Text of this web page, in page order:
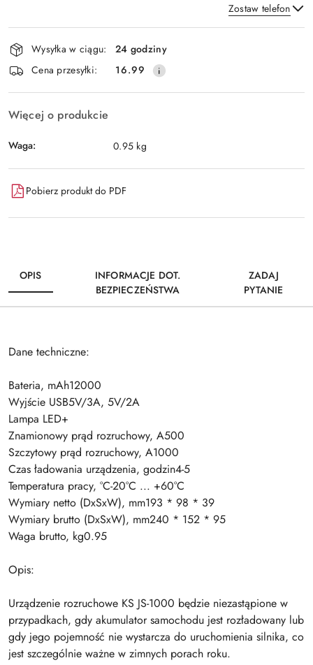
Zostaw telefon
Wyślij
Dostępność
i
dostawa
Wysyłka w ciągu:
24 godziny
Cena przesyłki:
16.99
Więcej o produkcie
Waga: 0.95 kg
Pobierz produkt do PDF
OPIS
INFORMACJE DOT.
BEZPIECZEŃSTWA
ZADAJ
PYTANIE
Dane techniczne:
Bateria, mAh12000
Wyjście USB5V/3A, 5V/2A
Lampa LED+
Znamionowy prąd rozruchowy, A500
Szczytowy prąd rozruchowy, A1000
Czas ładowania urządzenia, godzin4-5
Temperatura pracy, °C-20°C ... +60°C
Wymiary netto (DxSxW), mm193 * 98 * 39
Wymiary brutto (DxSxW), mm240 * 152 * 95
Waga brutto, kg0.95
Opis:
Urządzenie rozruchowe KS JS-1000 będzie niezastąpione w
przypadkach, gdy akumulator samochodu jest rozładowany lub
gdy jego pojemność nie wystarcza do uruchomienia silnika, co
jest szczególnie ważne w zimnych porach roku.